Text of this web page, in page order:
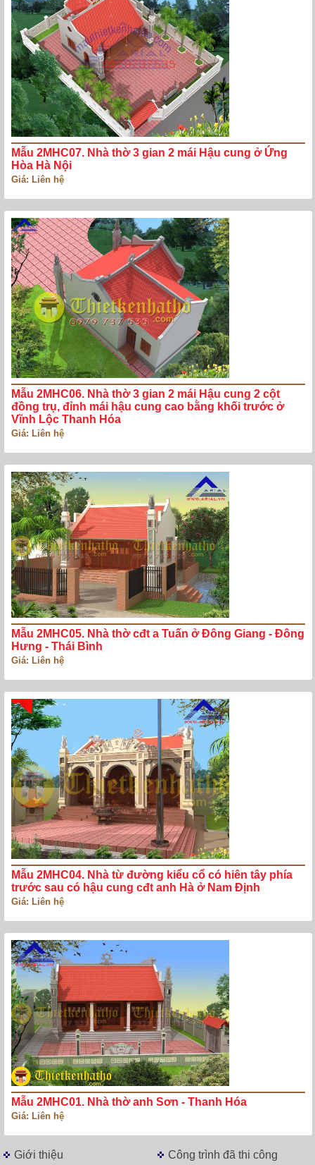
Mẫu 2MHC07. Nhà thờ 3 gian 2 mái Hậu cung ở Ứng
Hòa Hà Nội
Giá: Liên hệ
Mẫu 2MHC06. Nhà thờ 3 gian 2 mái Hậu cung 2 cột
đồng trụ, đỉnh mái hậu cung cao bằng khối trước ở
Vĩnh Lộc Thanh Hóa
Giá: Liên hệ
Mẫu 2MHC05. Nhà thờ cđt a Tuấn ở Đông Giang - Đông
Hưng - Thái Bình
Giá: Liên hệ
Mẫu 2MHC04. Nhà từ đường kiểu cổ có hiên tây phía
trước sau có hậu cung cđt anh Hà ở Nam Định
Giá: Liên hệ
Mẫu 2MHC01. Nhà thờ anh Sơn - Thanh Hóa
Giá: Liên hệ
Giới thiệu Công trình đã thi công